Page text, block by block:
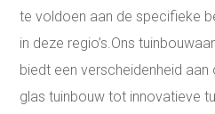
te voldoen aan de specifieke
in deze regio’s.Ons
biedt een verscheidenheid
glas tuinbouw tot innovatieve